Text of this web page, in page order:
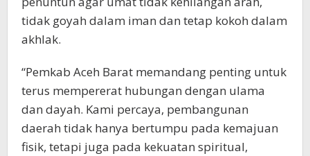
tidak goyah dalam iman dan tetap kokoh dalam
akhlak.
“Pemkab Aceh Barat memandang penting untuk
terus mempererat hubungan dengan ulama
dan dayah. Kami percaya, pembangunan
daerah tidak hanya bertumpu pada kemajuan
fisik, tetapi juga pada kekuatan spiritual,